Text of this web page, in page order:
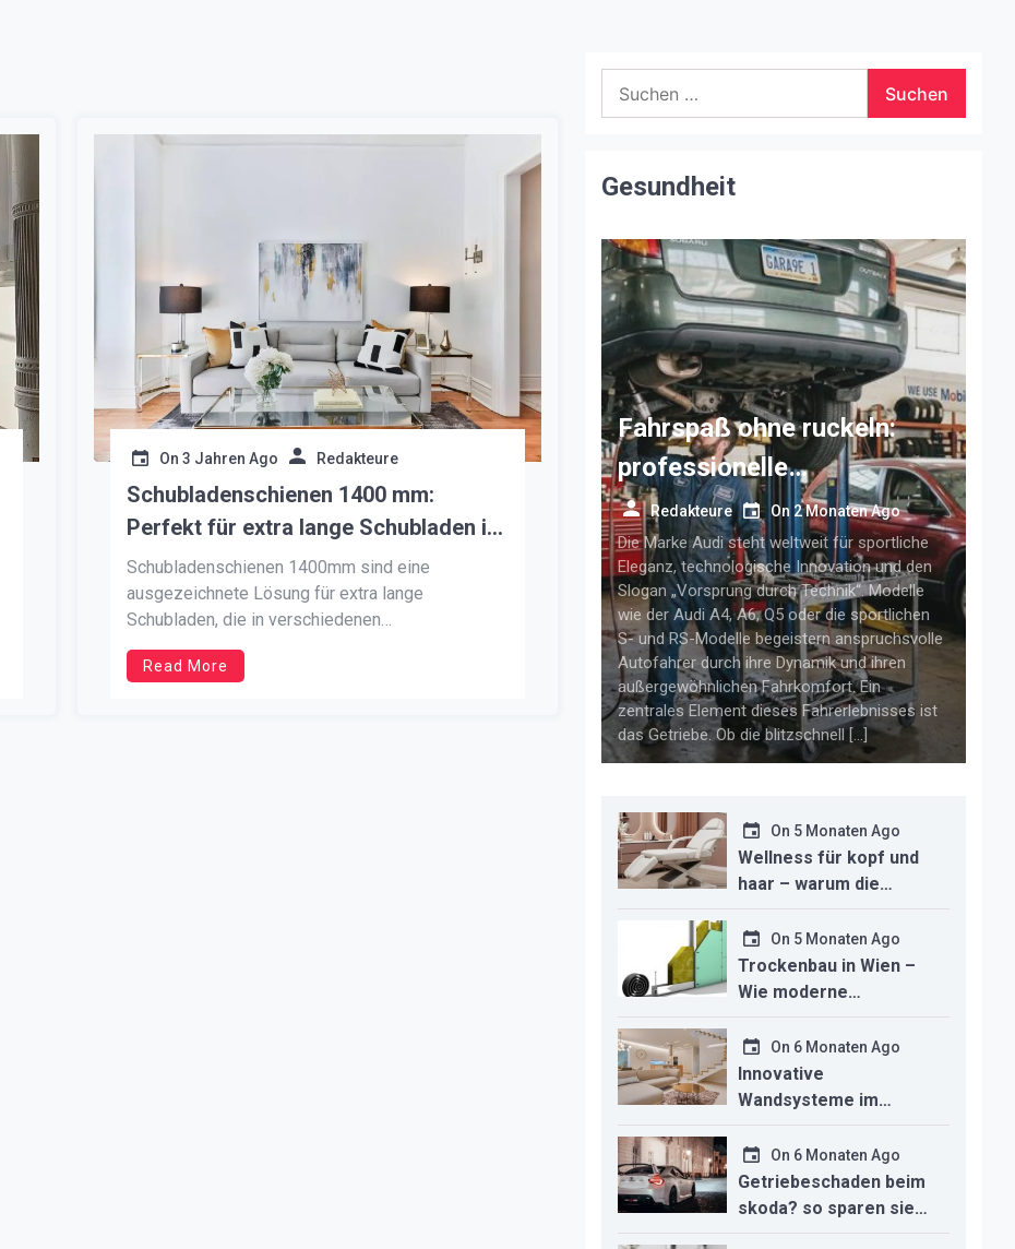
On 3 Jahren Ago Redakteure
Schubladenschienen 1400 mm:
Perfekt für extra lange Schubladen in
anspruchsvollen Umgebungen
Schubladenschienen 1400mm sind eine
ausgezeichnete Lösung für extra lange
Schubladen, die in verschiedenen
Möbelkonstruktionen und anspruchsvollen
Umgebungen eingesetzt werden. Diese Schienen
Read More
nach:
Gesundheit
Fahrspaß ohne ruckeln:
professionelle
getriebelösungen für
anspruchsvolle audi-fahrer
Redakteure On 2 Monaten Ago
Die Marke Audi steht weltweit für sportliche
Eleganz, technologische Innovation und den
Slogan „Vorsprung durch Technik“. Modelle
wie der Audi A4, A6, Q5 oder die sportlichen
S- und RS-Modelle begeistern anspruchsvolle
Autofahrer durch ihre Dynamik und ihren
außergewöhnlichen Fahrkomfort. Ein
zentrales Element dieses Fahrerlebnisses ist
das Getriebe. Ob die blitzschnell […]
On 5 Monaten Ago
Wellness für kopf und
haar – warum die
richtige headspa-liege
den unterschied für ihr
studio macht
On 5 Monaten Ago
Trockenbau in Wien –
Wie moderne
Technologien den
Innenausbau
revolutionieren
On 6 Monaten Ago
Innovative
Wandsysteme im
Trockenbau –
Funktionalität trifft
modernes Design
On 6 Monaten Ago
Getriebeschaden beim
skoda? so sparen sie
kosten durch